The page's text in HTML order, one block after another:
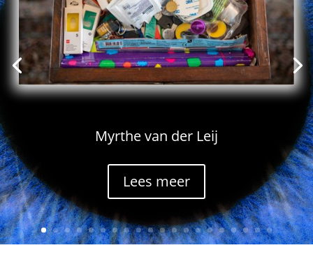
Myrthe van der Leij
Lees meer